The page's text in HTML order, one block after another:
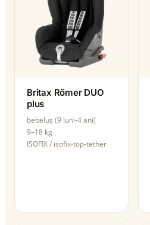
Britax Römer DUO
plus
bebeluș (9 luni-4 ani)
9–18 kg
ISOFIX / isofix-top-tether